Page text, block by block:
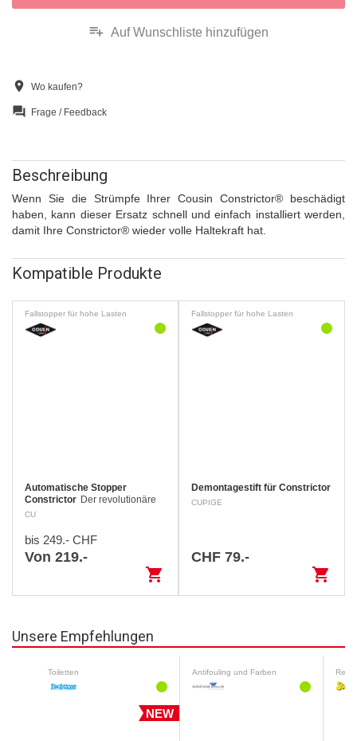
playlist_add Auf Wunschliste hinzufügen
location_on Wo kaufen?
question_answer Frage / Feedback
Beschreibung
Wenn Sie die Strümpfe Ihrer Cousin Constrictor® beschädigt
haben, kann dieser Ersatz schnell und einfach installiert werden,
damit Ihre Constrictor® wieder volle Haltekraft hat.
Kompatible Produkte
Fallstopper für hohe Lasten
Automatische Stopper
Constrictor Der revolutionäre
Constrictor Fallstopper ist
Gegensatz zu den traditionellen
Stoppern klemmt der Constrictor
das…
CU
bis 249.- CHF
Von 219.-
shopping_cart
Fallstopper für hohe Lasten
Demontagestift für Constrictor
CUPIGE
CHF 79.-
shopping_cart
Unsere Empfehlungen
Toiletten
NEW
Antifouling und Farben